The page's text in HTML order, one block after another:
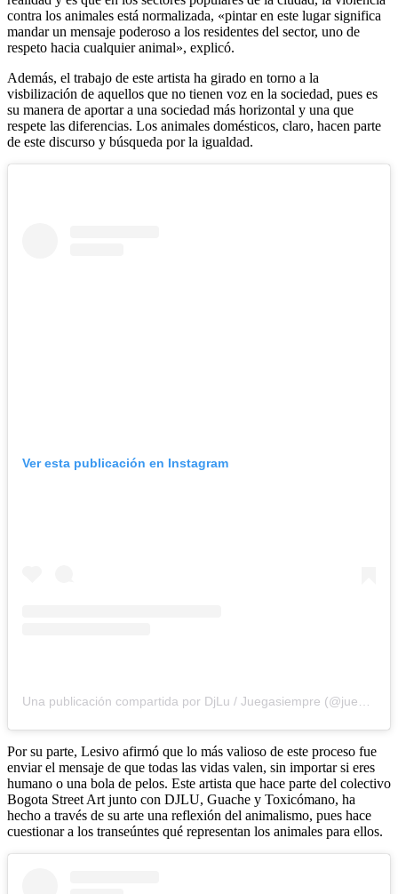
contra los animales está normalizada, «pintar en este lugar significa
mandar un mensaje poderoso a los residentes del sector, uno de
respeto hacia cualquier animal», explicó.
Además, el trabajo de este artista ha girado en torno a la
visbilización de aquellos que no tienen voz en la sociedad, pues es
su manera de aportar a una sociedad más horizontal y una que
respete las diferencias. Los animales domésticos, claro, hacen parte
de este discurso y búsqueda por la igualdad.
Ver esta publicación en Instagram
Por su parte, Lesivo afirmó que lo más valioso de este proceso fue
enviar el mensaje de que todas las vidas valen, sin importar si eres
humano o una bola de pelos. Este artista que hace parte del colectivo
Bogota Street Art junto con DJLU, Guache y Toxicómano, ha
hecho a través de su arte una reflexión del animalismo, pues hace
cuestionar a los transeúntes qué representan los animales para ellos.